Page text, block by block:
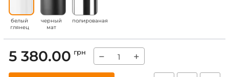
белый
глянец
черный
мат
полированая
5 380.00 грн − +